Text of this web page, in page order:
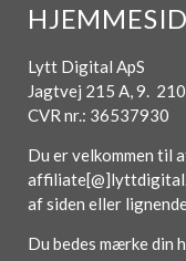
Lytt Digital ApS
Jagtvej 215 A, 9.
CVR nr.: 36537930
Du er velkommen til
af siden eller
Du bedes mærke din